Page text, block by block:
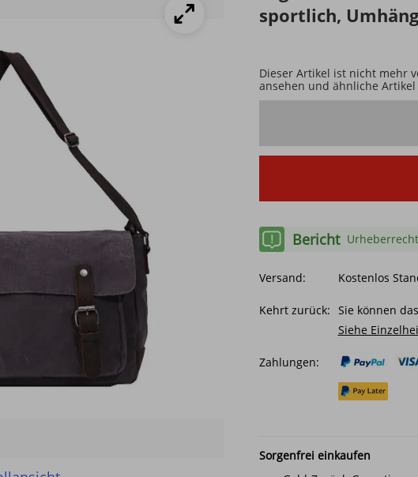
sportlich,
Dieser Artikel ist nicht mehr
ansehen und ähnliche
Bericht
Versand: Kostenlos
Kehrt zurück: Sie können
Siehe
Zahlungen:
Sorgenfrei einkaufen